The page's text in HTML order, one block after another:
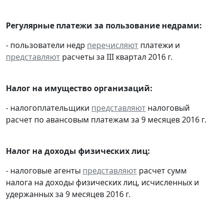
Регулярные платежи за пользование недрами:
- пользователи недр перечисляют платежи и
представляют расчеты за III квартал 2016 г.
Налог на имущество организаций:
- налогоплательщики представляют налоговый
расчет по авансовым платежам за 9 месяцев 2016 г.
Налог на доходы физических лиц:
- налоговые агенты представляют расчет сумм
налога на доходы физических лиц, исчисленных и
удержанных за 9 месяцев 2016 г.